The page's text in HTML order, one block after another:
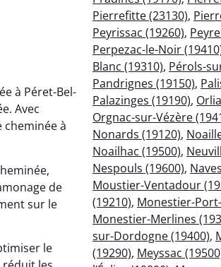
à Péret-Bel-
Avec
cheminée à
de
sur le
le
Pierrefitte (23130),
Peyrissac (19260),
Perpezac-le-Noir
Blanc (19310), Pérols-
Pandrignes (19150),
Palazinges (19190),
Orgnac-sur-Vézère
Nonards (19120),
Noailhac (19500),
Nespouls (19600),
Moustier-Ventadour
(19210), Monestier-
Monestier-Merlines
sur-Dordogne (19400),
(19290), Meyssac